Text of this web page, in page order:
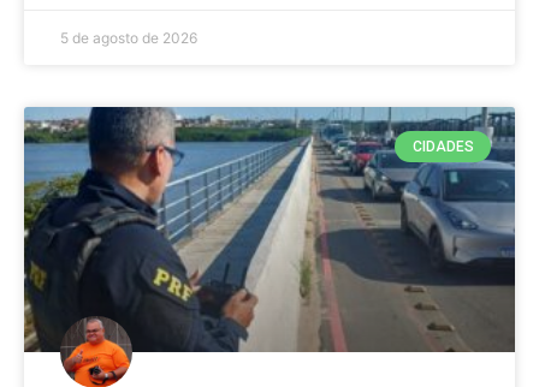
5 de agosto de 2026
CIDADES